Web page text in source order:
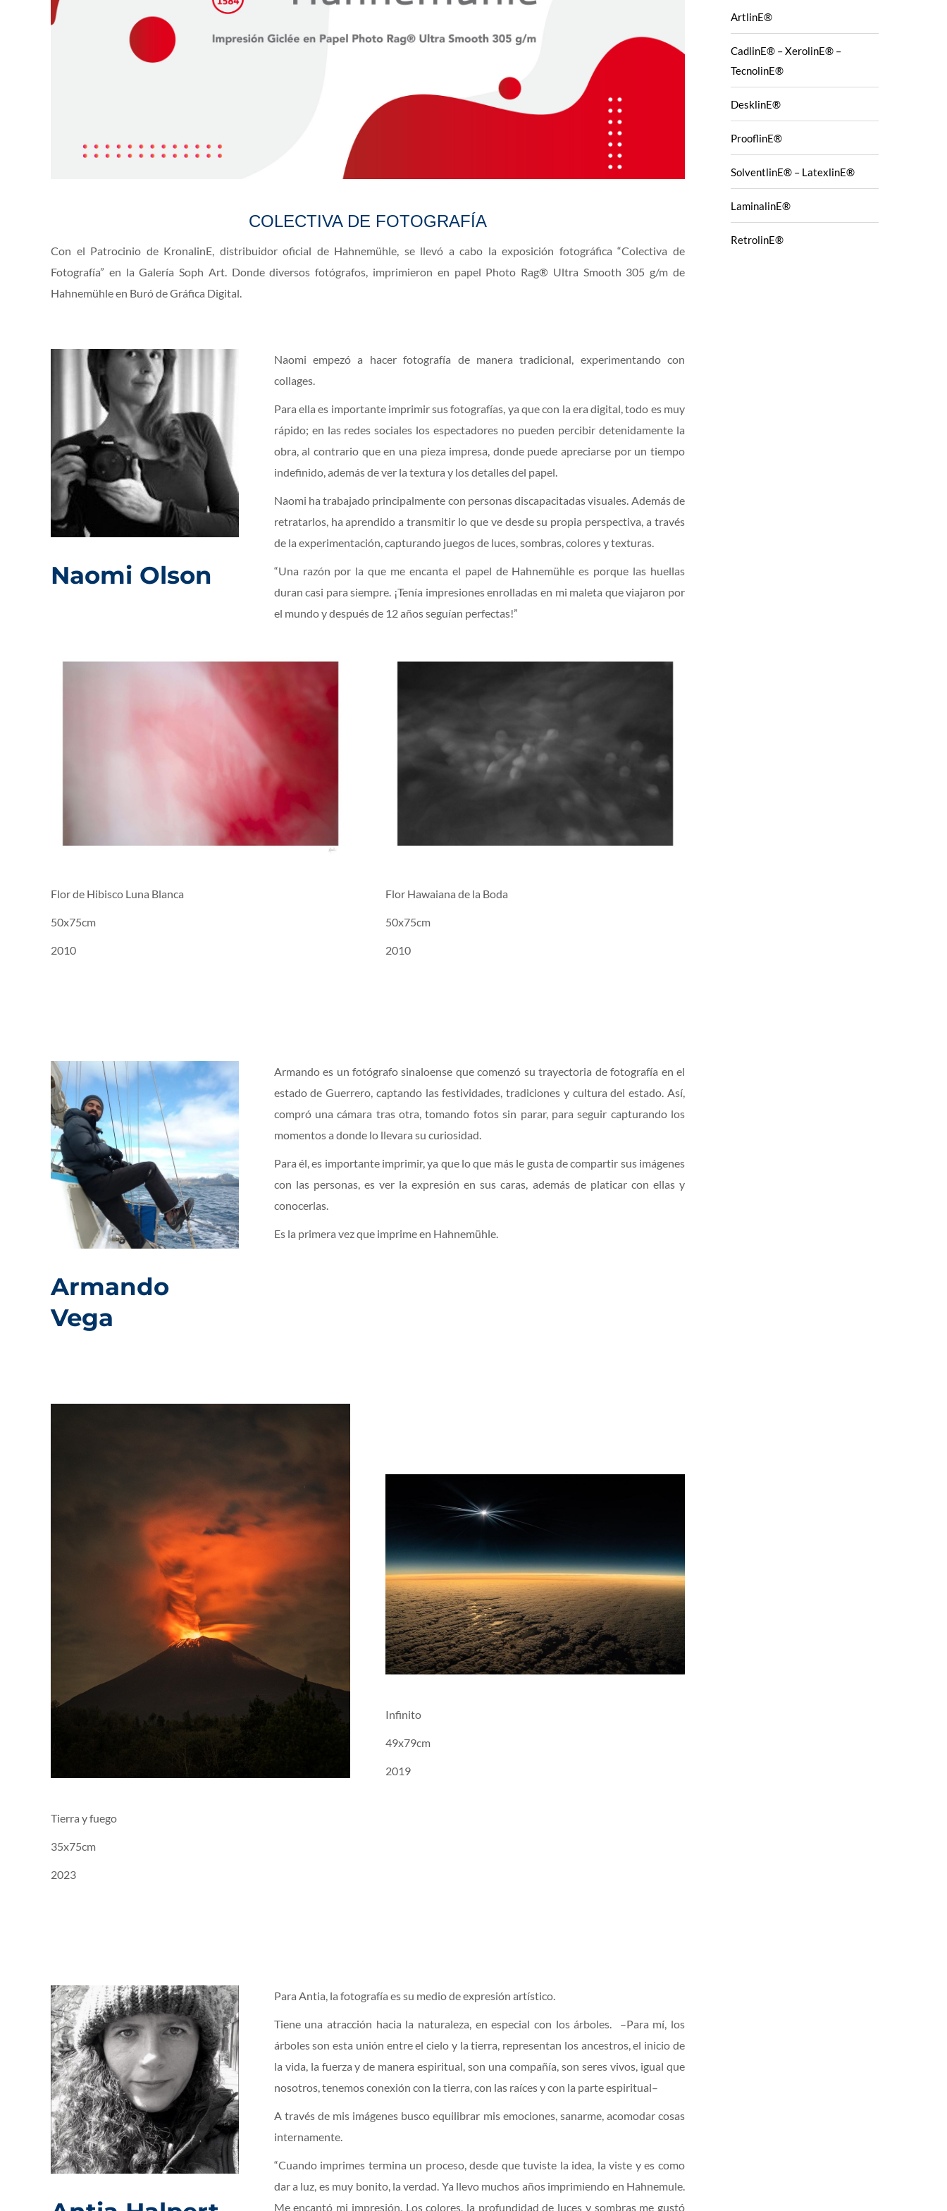
COLECTIVA DE FOTOGRAFÍA
Con el Patrocinio de KronalinE, distribuidor oficial de Hahnemühle, se llevó a cabo la exposición fotográfica “Colectiva de
Fotografía” en la Galería Soph Art. Donde diversos fotógrafos, imprimieron en papel Photo Rag® Ultra Smooth 305 g/m de
Hahnemühle en Buró de Gráfica Digital.
Naomi Olson
Naomi empezó a hacer fotografía de manera tradicional, experimentando con
collages.
Para ella es importante imprimir sus fotografías, ya que con la era digital, todo es muy
rápido; en las redes sociales los espectadores no pueden percibir detenidamente la
obra, al contrario que en una pieza impresa, donde puede apreciarse por un tiempo
indefinido, además de ver la textura y los detalles del papel.
Naomi ha trabajado principalmente con personas discapacitadas visuales. Además de
retratarlos, ha aprendido a transmitir lo que ve desde su propia perspectiva, a través
de la experimentación, capturando juegos de luces, sombras, colores y texturas.
“Una razón por la que me encanta el papel de Hahnemühle es porque las huellas
duran casi para siempre. ¡Tenía impresiones enrolladas en mi maleta que viajaron por
el mundo y después de 12 años seguían perfectas!”
Flor de Hibisco Luna Blanca
50x75cm
2010
Flor Hawaiana de la Boda
50x75cm
2010
Armando
Vega
Armando es un fotógrafo sinaloense que comenzó su trayectoria de fotografía en el
estado de Guerrero, captando las festividades, tradiciones y cultura del estado. Así,
compró una cámara tras otra, tomando fotos sin parar, para seguir capturando los
momentos a donde lo llevara su curiosidad.
Para él, es importante imprimir, ya que lo que más le gusta de compartir sus imágenes
con las personas, es ver la expresión en sus caras, además de platicar con ellas y
conocerlas.
Es la primera vez que imprime en Hahnemühle.
Tierra y fuego
35x75cm
2023
Infinito
49x79cm
2019
Para Antia, la fotografía es su medio de expresión artístico.
Tiene una atracción hacia la naturaleza, en especial con los árboles. –Para mí, los
árboles son esta unión entre el cielo y la tierra, representan los ancestros, el inicio de
la vida, la fuerza y de manera espiritual, son una compañía, son seres vivos, igual que
nosotros, tenemos conexión con la tierra, con las raíces y con la parte espiritual–
A través de mis imágenes busco equilibrar mis emociones, sanarme, acomodar cosas
internamente.
“Cuando imprimes termina un proceso, desde que tuviste la idea, la viste y es como
dar a luz, es muy bonito, la verdad. Ya llevo muchos años imprimiendo en Hahnemule.
Me encantó mi impresión. Los colores, la profundidad de luces y sombras me gustó
ArtlinE®
CadlinE® – XerolinE® –
TecnolinE®
DesklinE®
ProoflinE®
SolventlinE® – LatexlinE®
LaminalinE®
RetrolinE®